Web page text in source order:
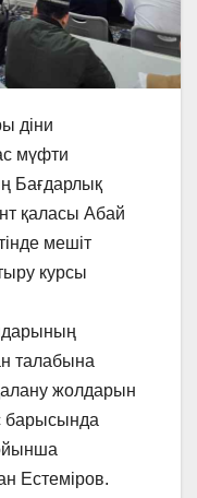
діни
мүфти
Бағдарлық
қаласы Абай
мешіт
курсы
талабына
жолдарын
барысында
Естеміров.